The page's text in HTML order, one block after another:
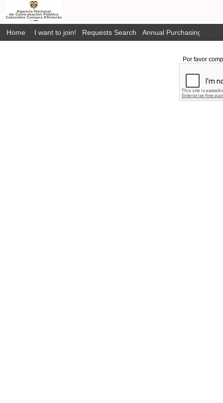
Home I want to join! Requests Search Annual Purchasing Plan
Por favor